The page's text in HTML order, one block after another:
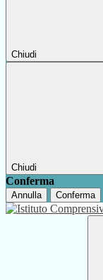
Chiudi
Chiudi
Conferma
Annulla Conferma